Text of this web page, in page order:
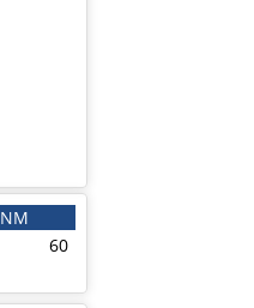
NM
60